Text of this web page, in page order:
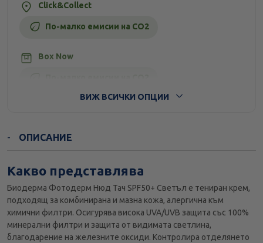
Click&Collect
По-малко емисии на CO2
Box Now
ВИЖ ВСИЧКИ ОПЦИИ
ОПИСАНИЕ
Какво представлява
Биодерма Фотодерм Нюд Тач SPF50+ Светъл е тениран крем,
подходящ за комбинирана и мазна кожа, алергична към
химични филтри. Осигурява висока UVA/UVB защита със 100%
минерални филтри и защита от видимата светлина,
благодарение на железните оксиди. Контролира отделянето